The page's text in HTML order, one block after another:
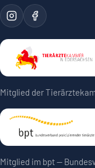
Mitglied der
Mitglied im bpt —